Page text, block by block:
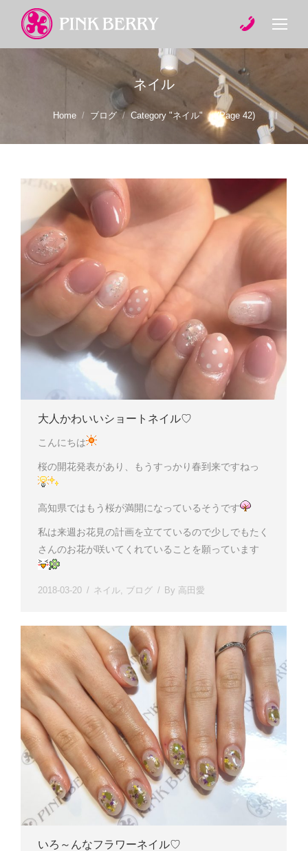
ネイル
You are here:
Home ブログ Category "ネイル" (Page 42)
大人かわいいショートネイル♡
こんにちは
桜の開花発表があり、もうすっかり春到来ですねっ
高知県ではもう桜が満開になっているそうです
私は来週お花見の計画を立てているので少しでもたく
さんのお花が咲いてくれていることを願っています
2018-03-20 ネイル ブログ By 高田愛
いろ～んなフラワーネイル♡